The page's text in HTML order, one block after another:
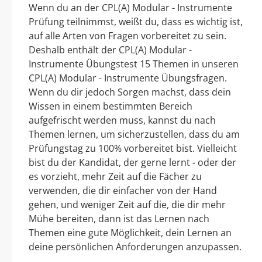
Wenn du an der CPL(A) Modular - Instrumente
Prüfung teilnimmst, weißt du, dass es wichtig ist,
auf alle Arten von Fragen vorbereitet zu sein.
Deshalb enthält der CPL(A) Modular -
Instrumente Übungstest 15 Themen in unseren
CPL(A) Modular - Instrumente Übungsfragen.
Wenn du dir jedoch Sorgen machst, dass dein
Wissen in einem bestimmten Bereich
aufgefrischt werden muss, kannst du nach
Themen lernen, um sicherzustellen, dass du am
Prüfungstag zu 100% vorbereitet bist. Vielleicht
bist du der Kandidat, der gerne lernt - oder der
es vorzieht, mehr Zeit auf die Fächer zu
verwenden, die dir einfacher von der Hand
gehen, und weniger Zeit auf die, die dir mehr
Mühe bereiten, dann ist das Lernen nach
Themen eine gute Möglichkeit, dein Lernen an
deine persönlichen Anforderungen anzupassen.